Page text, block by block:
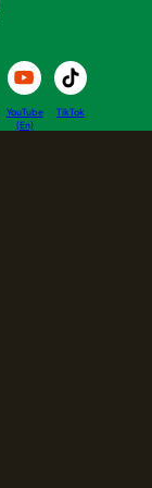
YouTube
(En)
TikTok